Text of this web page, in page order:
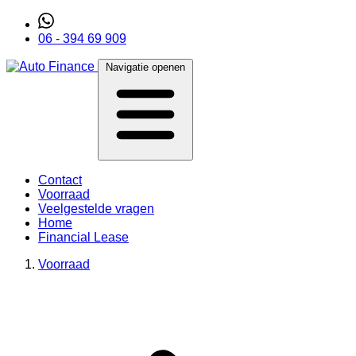
06 - 394 69 909
Navigatie openen
Contact
Voorraad
Veelgestelde vragen
Home
Financial Lease
Voorraad